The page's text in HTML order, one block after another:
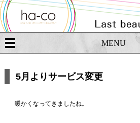
MENU
5月よりサービス変更
暖かくなってきましたね。